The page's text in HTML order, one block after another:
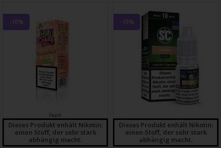
-10%
Peach
Dieses Produkt enhält Nikotin:
einen Stoff, der sehr stark
abhängig macht.
-10%
Dieses Produkt enhält Nikotin:
einen Stoff, der sehr stark
abhängig macht.